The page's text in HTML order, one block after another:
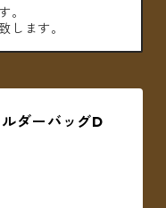
。
します。
ダーバッグD